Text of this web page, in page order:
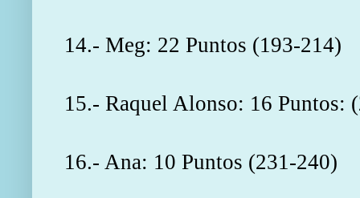
14.- Meg: 22 Puntos (193-214)
15.- Raquel Alonso: 16 Puntos:
16.- Ana: 10 Puntos (231-240)